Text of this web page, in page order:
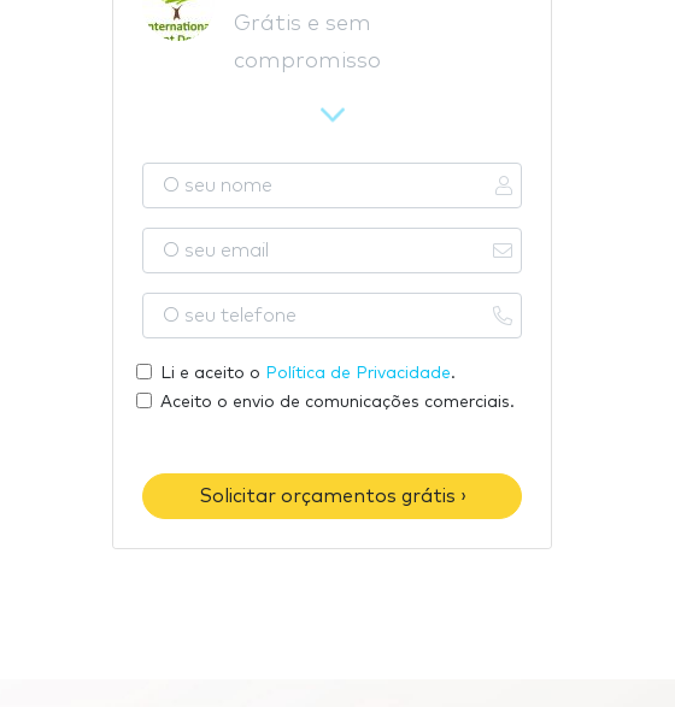
Grátis e sem
compromisso
s
e
n
e
s
e
m
a
s
e
u
e
Li e aceito o Política de Privacidade.
Aceito o envio de comunicações comerciais.
Solicitar orçamentos grátis ›